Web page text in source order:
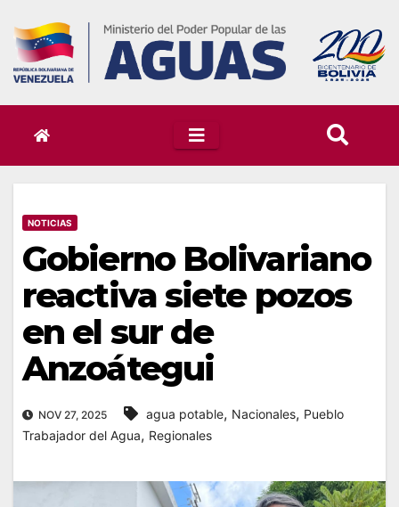
content
NOTICIAS
Gobierno Bolivariano
reactiva siete pozos
en el sur de
Anzoátegui
NOV 27, 2025 agua potable, Nacionales, Pueblo
Trabajador del Agua, Regionales